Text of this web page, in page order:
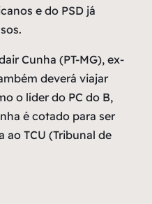
e do PSD já
Cunha (PT-MG), ex-
deverá viajar
o líder do PC do B,
é cotado para ser
ao TCU (Tribunal de